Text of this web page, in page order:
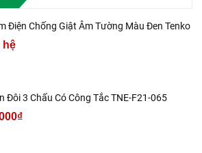
Điện Chống Giật Âm Tường Màu Đen Tenko
hệ
Đôi 3 Chấu Có Công Tắc TNE-F21-065